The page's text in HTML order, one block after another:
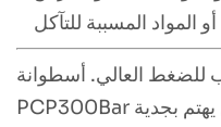
للضغط العالي. أسطوانة
PCP300Bar استثمار بالغ الأهمية لكل من يهتم بجدية